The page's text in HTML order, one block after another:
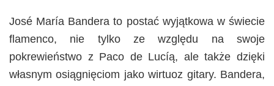
José María Bandera to postać wyjątkowa w świecie
flamenco, nie tylko ze względu na swoje
pokrewieństwo z Paco de Lucíą, ale także dzięki
własnym osiągnięciom jako wirtuoz gitary. Bandera,